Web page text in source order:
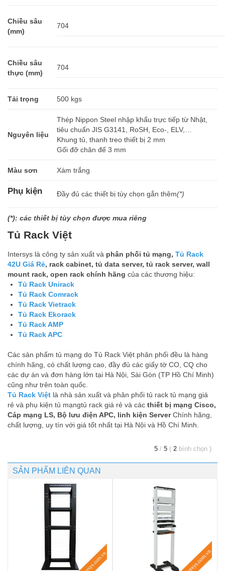
Chiều sâu
(mm)
704
Chiều sâu
thực (mm)
704
Tải trọng 500 kgs
Nguyên liệu
Thép Nippon Steel nhập khẩu trực tiếp từ Nhật,
tiêu chuẩn JIS G3141, RoSH, Eco-, ELV,…
Khung tủ, thanh treo thiết bị 2 mm
Gối đỡ chân đế 3 mm
Màu sơn Xám trắng
Phụ kiện Đầy đủ các thiết bị tùy chọn gắn thêm(*)
(*): các thiết bị tùy chọn được mua riêng
Tủ Rack Việt
Intersys là công ty sản xuất và phân phối tủ mạng, Tủ Rack
42U Giá Rẻ, rack cabinet, tủ data server, tủ rack server, wall
mount rack, open rack chính hãng của các thương hiệu:
Tủ Rack Unirack
Tủ Rack Comrack
Tủ Rack Vietrack
Tủ Rack Ekorack
Tủ Rack AMP
Tủ Rack APC
Các sản phẩm tủ mạng do Tủ Rack Việt phân phối đều là hàng
chính hãng, có chất lượng cao, đầy đủ các giấy tờ CO, CQ cho
các dự án và đơn hàng lớn tại Hà Nội, Sài Gòn (TP Hồ Chí Minh)
cũng như trên toàn quốc.
Tủ Rack Việt là nhà sản xuất và phân phối tủ rack tủ mạng giá
rẻ và phụ kiện tủ mạngtủ rack giá rẻ và các thiết bị mạng Cisco,
Cáp mạng LS, Bộ lưu điện APC, linh kiện ServerChính hãng,
chất lượng, uy tín với giá tốt nhất tại Hà Nội và Hồ Chí Minh.
5 / 5 ( 2 bình chọn )
SẢN PHẨM LIÊN QUAN